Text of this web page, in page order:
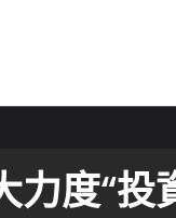
度“投